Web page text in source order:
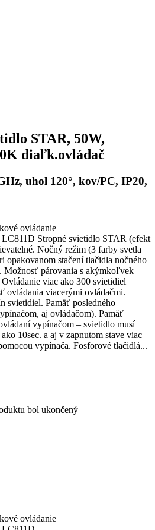
STAR, 50W,
diaľk.ovládač
uhol 120°, kov/PC, IP20,
ovládanie
Stropné svietidlo STAR (efekt
Nočný režim (3 farby svetla
opakovanom stačení tlačidla nočného
Možnosť párovania s akýmkoľvek
viac ako 300 svietidiel
ovládania viacerými ovládačmi.
svietidiel. Pamäť posledného
aj ovládačom). Pamäť
vypínačom – svietidlo musí
10sec. a aj v zapnutom stave viac
vypínača. Fosforové tlačidlá...
bol ukončený
ovládanie